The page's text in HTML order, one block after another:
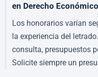
en Derecho
Los honorarios varían
la experiencia del
consulta, presupuestos
Solicite siempre un